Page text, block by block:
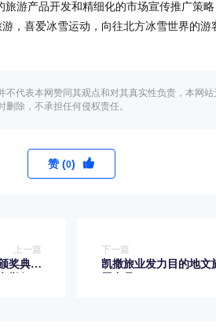
游产品开发和精细化的市场宣传推广策
，喜爱冰雪运动，向往北方冰雪世界的
代表本网赞同其观点和对其真实性负责，本网
除，不承担任何侵权责任。
赞 (0)
上一篇
奖典礼
下一篇
凯撒旅业发力目的地文旅业务 凯撒海湾全